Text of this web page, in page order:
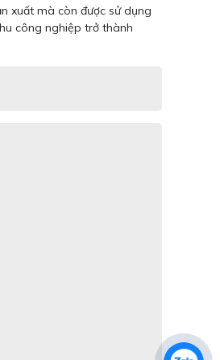
xuất mà còn được sử dụng
công nghiệp trở thành